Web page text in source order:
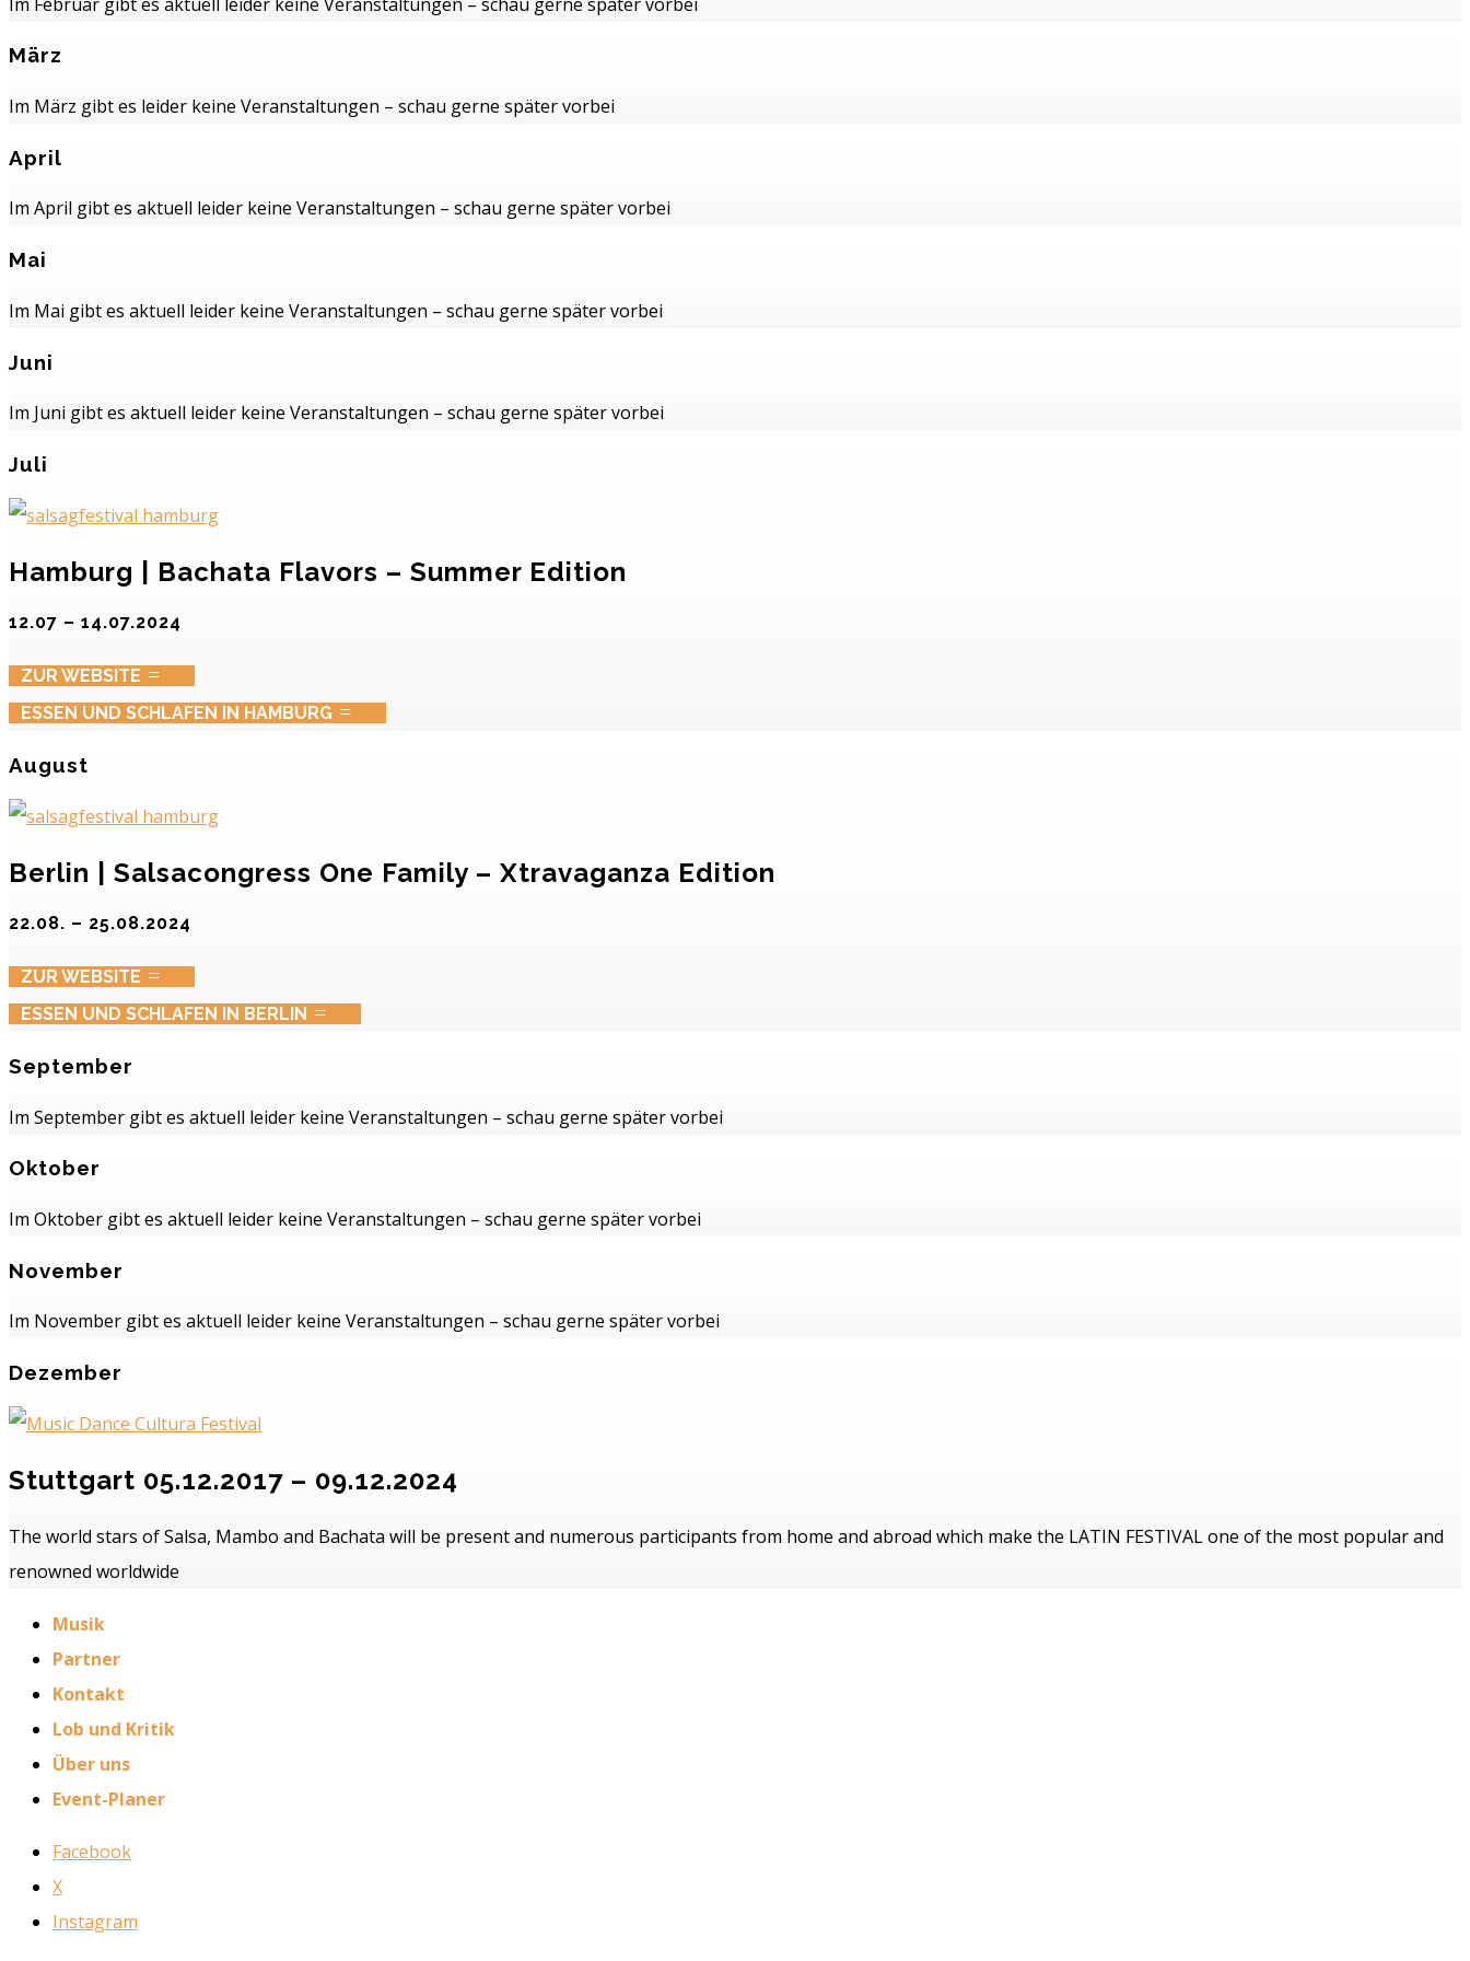
März
Im März gibt es leider keine Veranstaltungen – schau gerne später vorbei
April
Im April gibt es aktuell leider keine Veranstaltungen – schau gerne später vorbei
Mai
Im Mai gibt es aktuell leider keine Veranstaltungen – schau gerne später vorbei
Juni
Im Juni gibt es aktuell leider keine Veranstaltungen – schau gerne später vorbei
Juli
Hamburg | Bachata Flavors – Summer Edition
12.07 – 14.07.2024
ZUR WEBSITE
ESSEN UND SCHLAFEN IN HAMBURG
August
Berlin | Salsacongress One Family – Xtravaganza Edition
22.08. – 25.08.2024
ZUR WEBSITE
ESSEN UND SCHLAFEN IN BERLIN
September
Im September gibt es aktuell leider keine Veranstaltungen – schau gerne später vorbei
Oktober
Im Oktober gibt es aktuell leider keine Veranstaltungen – schau gerne später vorbei
November
Im November gibt es aktuell leider keine Veranstaltungen – schau gerne später vorbei
Dezember
Stuttgart 05.12.2017 – 09.12.2024
The world stars of Salsa, Mambo and Bachata will be present and numerous participants from home and abroad which make the LATIN FESTIVAL one of the most popular and
renowned worldwide
Musik
Partner
Kontakt
Lob und Kritik
Über uns
Event-Planer
Facebook
X
Instagram